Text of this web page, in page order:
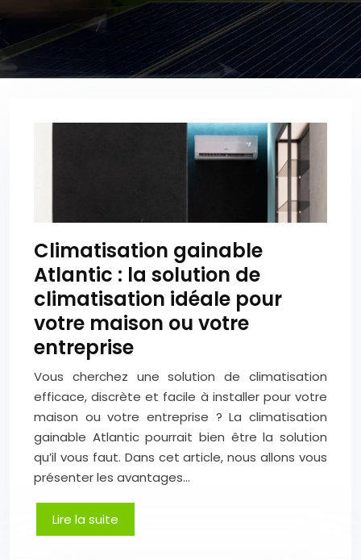
Climatisation gainable
Atlantic : la solution de
climatisation idéale pour
votre maison ou votre
entreprise
Vous cherchez une solution de climatisation
efficace, discrète et facile à installer pour votre
maison ou votre entreprise ? La climatisation
gainable Atlantic pourrait bien être la solution
qu’il vous faut. Dans cet article, nous allons vous
présenter les avantages…
Lire la suite